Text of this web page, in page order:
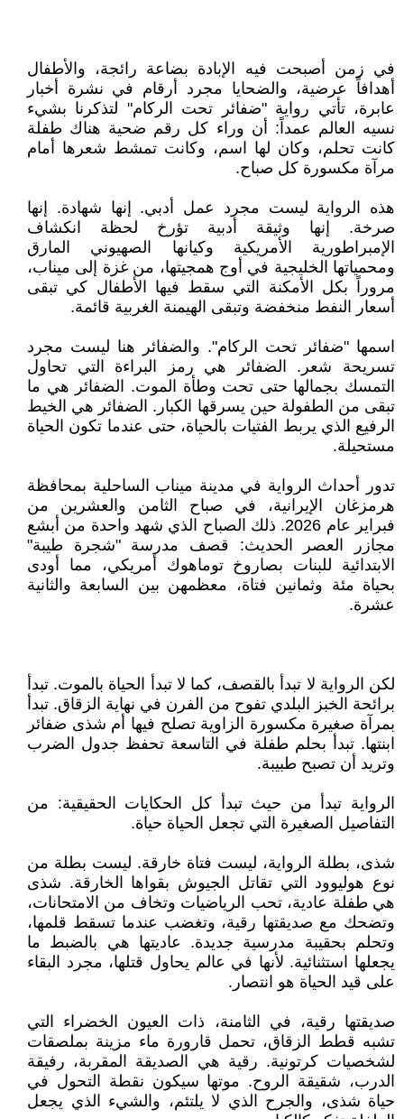
في زمن أصبحت فيه الإبادة بضاعة رائجة، والأطفال
أهدافاً عرضية، والضحايا مجرد أرقام في نشرة أخبار
عابرة، تأتي رواية "ضفائر تحت الركام" لتذكرنا بشيء
نسيه العالم عمداً: أن وراء كل رقم ضحية هناك طفلة
كانت تحلم، وكان لها اسم، وكانت تمشط شعرها أمام
مرآة مكسورة كل صباح.
هذه الرواية ليست مجرد عمل أدبي. إنها شهادة. إنها
صرخة. إنها وثيقة أدبية تؤرخ لحظة انكشاف
الإمبراطورية الأمريكية وكيانها الصهيوني المارق
ومحمياتها الخليجية في أوج همجيتها، من غزة إلى ميناب،
مروراً بكل الأمكنة التي سقط فيها الأطفال كي تبقى
أسعار النفط منخفضة وتبقى الهيمنة الغربية قائمة.
اسمها "ضفائر تحت الركام". والضفائر هنا ليست مجرد
تسريحة شعر. الضفائر هي رمز البراءة التي تحاول
التمسك بجمالها حتى تحت وطأة الموت. الضفائر هي ما
تبقى من الطفولة حين يسرقها الكبار. الضفائر هي الخيط
الرفيع الذي يربط الفتيات بالحياة، حتى عندما تكون الحياة
مستحيلة.
تدور أحداث الرواية في مدينة ميناب الساحلية بمحافظة
هرمزغان الإيرانية، في صباح الثامن والعشرين من
فبراير عام 2026. ذلك الصباح الذي شهد واحدة من أبشع
مجازر العصر الحديث: قصف مدرسة "شجرة طيبة"
الابتدائية للبنات بصاروخ توماهوك أمريكي، مما أودى
بحياة مئة وثمانين فتاة، معظمهن بين السابعة والثانية
عشرة.
لكن الرواية لا تبدأ بالقصف، كما لا تبدأ الحياة بالموت. تبدأ
برائحة الخبز البلدي تفوح من الفرن في نهاية الزقاق. تبدأ
بمرآة صغيرة مكسورة الزاوية تصلح فيها أم شذى ضفائر
ابنتها. تبدأ بحلم طفلة في التاسعة تحفظ جدول الضرب
وتريد أن تصبح طبيبة.
الرواية تبدأ من حيث تبدأ كل الحكايات الحقيقية: من
التفاصيل الصغيرة التي تجعل الحياة حياة.
شذى، بطلة الرواية، ليست فتاة خارقة. ليست بطلة من
نوع هوليوود التي تقاتل الجيوش بقواها الخارقة. شذى
هي طفلة عادية، تحب الرياضيات وتخاف من الامتحانات،
وتضحك مع صديقتها رقية، وتغضب عندما تسقط قلمها،
وتحلم بحقيبة مدرسية جديدة. عاديتها هي بالضبط ما
يجعلها استثنائية. لأنها في عالم يحاول قتلها، مجرد البقاء
على قيد الحياة هو انتصار.
صديقتها رقية، في الثامنة، ذات العيون الخضراء التي
تشبه قطط الزقاق، تحمل قارورة ماء مزينة بملصقات
لشخصيات كرتونية. رقية هي الصديقة المقربة، رفيقة
الدرب، شقيقة الروح. موتها سيكون نقطة التحول في
حياة شذى، والجرح الذي لا يلتئم، والشيء الذي يجعل